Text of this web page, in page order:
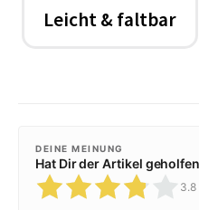
DEINE MEINUNG
Hat Dir der Artikel
3.8